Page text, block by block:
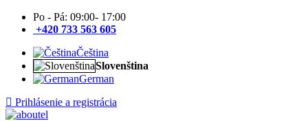
Po - Pá: 09:00- 17:00
+420 733 563 605
Čeština
Slovenština
German
Prihlásenie a registrácia